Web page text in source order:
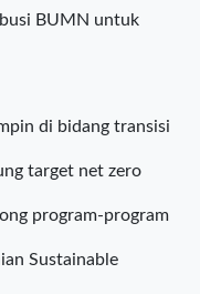
BUMN untuk
di bidang transisi
target net zero
program-program
Sustainable